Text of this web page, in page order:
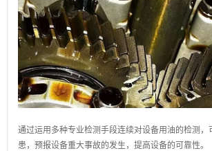
通过运用多种专业检测手段连续对设备用油的检测，
患，预报设备重大事故的发生，提高设备的可靠性。